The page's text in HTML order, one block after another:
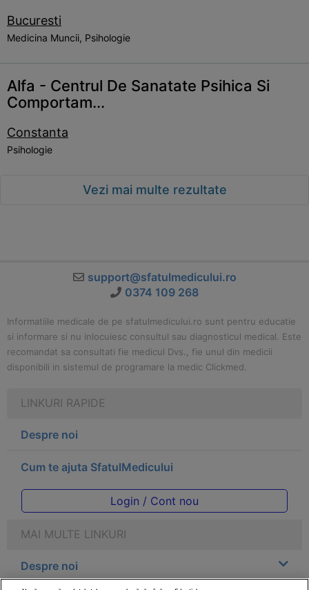
Bucuresti
Medicina Muncii, Psihologie
Alfa - Centrul De Sanatate Psihica Si
Comportam...
Constanta
Psihologie
Vezi mai multe rezultate
support@sfatulmedicului.ro
0374 109 268
Informatiile medicale de pe sfatulmedicului.ro sunt pentru educatie
si informare si nu inlocuiesc consultul sau diagnosticul medical. Este
recomandat sa consultati fie medicul Dvs., fie unul din medicii
disponibili in sistemul de programare la medic Clickmed.
LINKURI RAPIDE
Despre noi
Cum te ajuta SfatulMedicului
Login / Cont nou
MAI MULTE LINKURI
Despre noi